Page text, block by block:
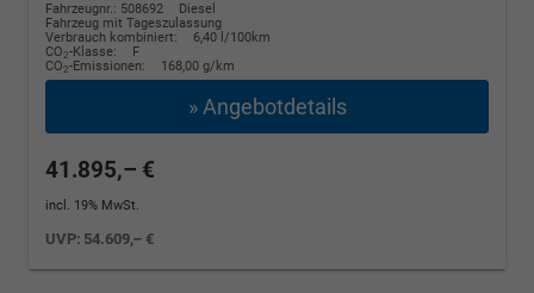
Fahrzeugnr.: 508692
Diesel
Fahrzeug mit Tageszulassung
Verbrauch kombiniert:
6,40 l/100km
CO2-Klasse:
F
CO2-Emissionen: 168,00 g/km
» Angebotdetails
41.895,– €
incl. 19% MwSt.
UVP: 54.609,– €